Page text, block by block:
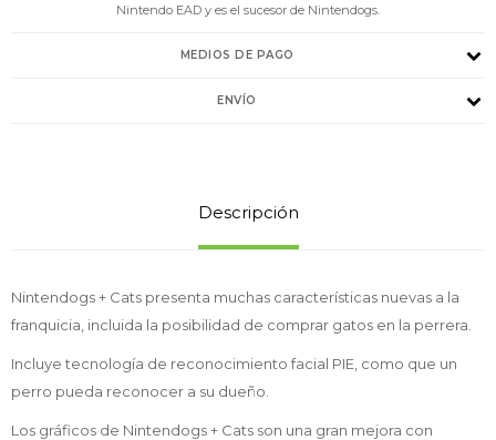
Nintendo EAD y es el sucesor de Nintendogs.
MEDIOS DE PAGO
ENVÍO
Descripción
Nintendogs + Cats presenta muchas características nuevas a la
franquicia, incluida la posibilidad de comprar gatos en la perrera.
Incluye tecnología de reconocimiento facial PIE, como que un
perro pueda reconocer a su dueño.
Los gráficos de Nintendogs + Cats son una gran mejora con